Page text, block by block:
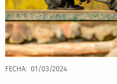
FECHA 01/03/2024